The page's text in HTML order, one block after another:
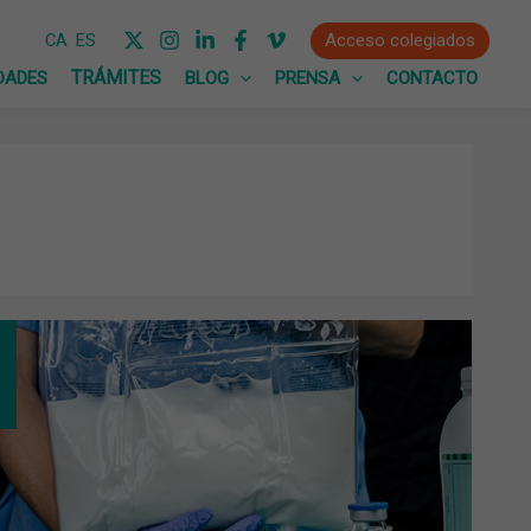
CA ES
Acceso colegiados
BLOG PRENSA CONTACTO